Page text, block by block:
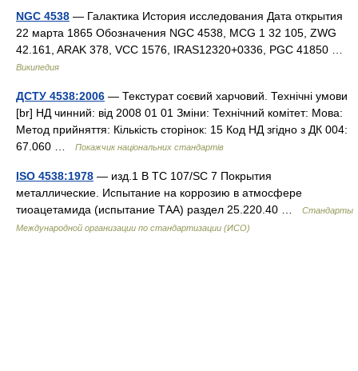
NGC 4538 — Галактика История исследования Дата открытия
22 марта 1865 Обозначения NGC 4538, MCG 1 32 105, ZWG
42.161, ARAK 378, VCC 1576, IRAS12320+0336, PGC 41850 …
Википедия
ДСТУ 4538:2006 — Текстурат соєвий харчовий. Технічні умови
[br] НД чинний: від 2008 01 01 Зміни: Технічний комітет: Мова:
Метод прийняття: Кількість сторінок: 15 Код НД згідно з ДК 004:
67.060 …
Покажчик національних стандартів
ISO 4538:1978 — изд.1 B TC 107/SC 7 Покрытия
металлические. Испытание на коррозию в атмосфере
тиоацетамида (испытание ТАА) раздел 25.220.40 …
Стандарты
Международной организации по стандартизации (ИСО)